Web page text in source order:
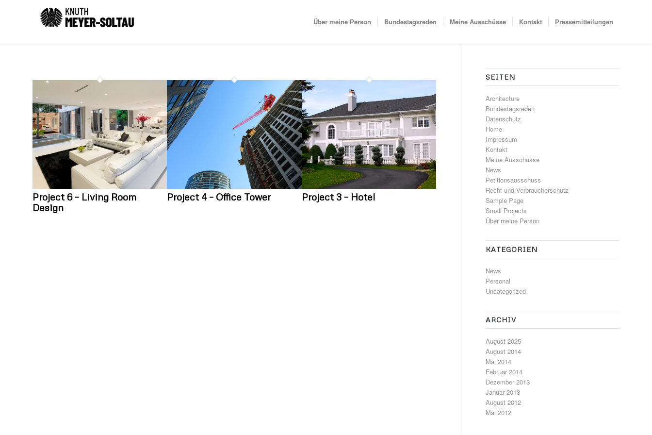
Über meine Person Bundestagsreden Meine Ausschüsse Kontakt Pressemitteilungen
Project 6 – Living Room
Design
Project 4 – Office Tower Project 3 – Hotel
SEITEN
Architecture
Bundestagsreden
Datenschutz
Home
Impressum
Kontakt
Meine Ausschüsse
News
Petitionsausschuss
Recht und Verbraucherschutz
Sample Page
Small Projects
Über meine Person
KATEGORIEN
News
Personal
Uncategorized
ARCHIV
August 2025
August 2014
Mai 2014
Februar 2014
Dezember 2013
Januar 2013
August 2012
Mai 2012